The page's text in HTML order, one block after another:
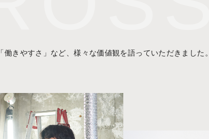
「働きやすさ」など、様々な価値観を語っていただきました。